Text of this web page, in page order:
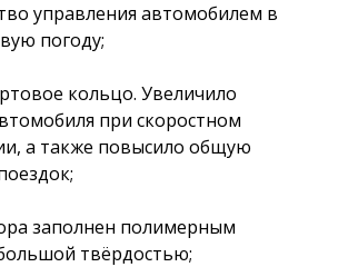
управления автомобилем в
погоду;
кольцо. Увеличило
при скоростном
а также повысило общую
заполнен полимерным
твёрдостью;